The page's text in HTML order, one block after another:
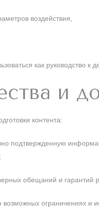
воздействия,
как руководство
и
контента:
подтвержденную
обещаний и гарантий
ограничениях и